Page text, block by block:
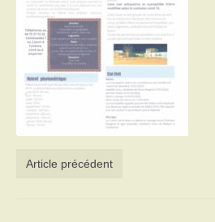
Poésie
Contact
Heures d’ouverture
Démarches administratives
Article précédent